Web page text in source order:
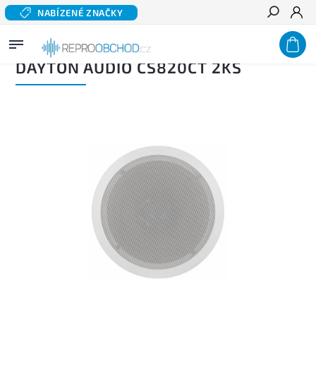
NABÍZENÉ ZNAČKY
Hledat
Domů/ Profi audio/Instalační reproduktory
DAYTON AUDIO CS820CT 2KS